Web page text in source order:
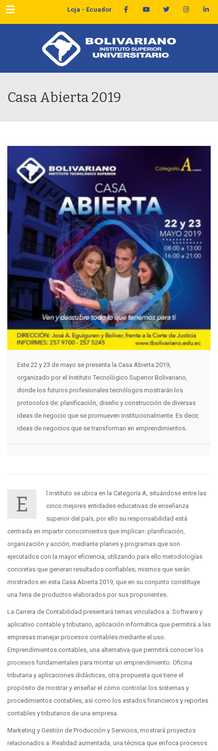
Menu Loja - Ecuador
Casa Abierta 2019
Este 22 y 23 de mayo se presenta la Casa Abierta 2019,
organizado por el Instituto Tecnológico Superior Bolivariano,
donde los futuros profesionales tecnólogos mostrarán los
protocolos de: planificación, diseño y construcción de diversas
ideas de negocio que se promueven institucionalmente. Es decir,
ideas de negocios que se transforman en emprendimientos.
E
l instituto se ubica en la Categoría A, situándose entre las
cinco mejores entidades educativas de enseñanza
superior del país, por ello su responsabilidad está
centrada en impartir conocimientos que implican: planificación,
organización y acción, mediante planes y programas que son
ejecutados con la mayor eficiencia, utilizando para ello metodologías
concretas que generan resultados confiables; mismos que serán
mostrados en esta Casa Abierta 2019, que en su conjunto constituye
una feria de productos elaborados por sus proponentes.
La Carrera de Contabilidad presentará temas vinculados a: Software y
aplicativo contable y tributario, aplicación informática que permitirá a las
empresas manejar procesos contables mediante el uso.
Emprendimientos contables, una alternativa que permitirá conocer los
procesos fundamentales para montar un emprendimiento. Oficina
tributaria y aplicaciones didácticas, otra propuesta que tiene el
propósito de mostrar y enseñar el cómo controlar los sistemas y
procedimientos contables, así como los estados financieros y reportes
contables y tributarios de una empresa.
Marketing y Gestión de Producción y Servicios, mostrará proyectos
relacionados a: Realidad aumentada, una técnica que enfoca procesos